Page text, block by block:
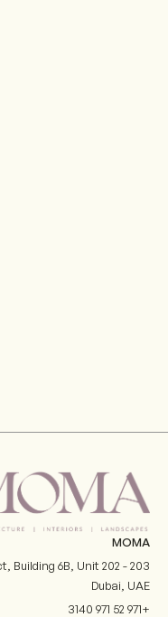
MOMA
Building 6B, Unit 202 - 203
Dubai, UAE
+971 52 971 3140